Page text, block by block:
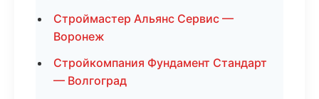
Строймастер Альянс Сервис —
Воронеж
Стройкомпания Фундамент Стандарт
— Волгоград